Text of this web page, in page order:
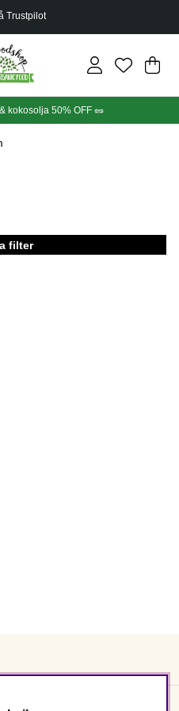
Trustpilot
Din
.
kokosolja 50% OFF 🥜
filter